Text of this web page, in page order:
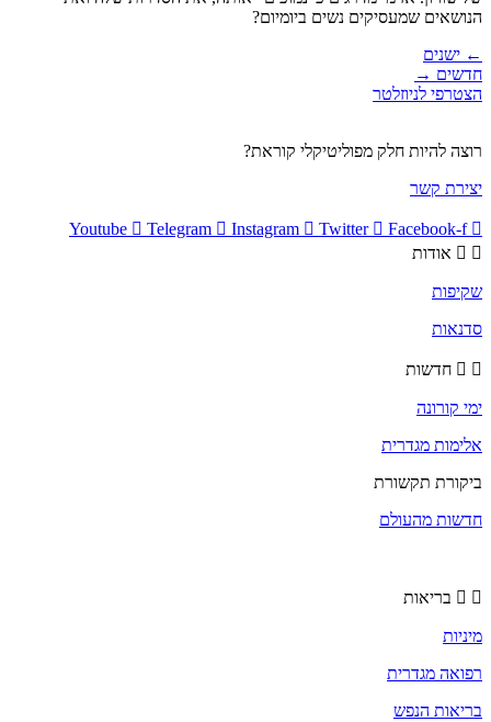
הנושאים שמעסיקים נשים ביומיום?
← ישנים
חדשים →
הצטרפי לניוזלטר
רוצה להיות חלק מפוליטיקלי קוראת?
יצירת קשר
Youtube Telegram Instagram Twitter
Facebook-f
אודות
שקיפות
סדנאות
חדשות
ימי קורונה
אלימות מגדרית
ביקורת תקשורת
חדשות מהעולם
בריאות
מיניות
רפואה מגדרית
בריאות הנפש